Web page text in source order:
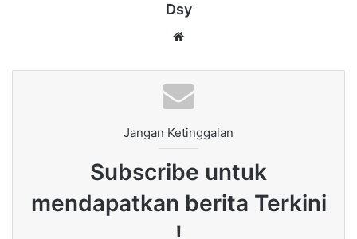
Dsy
Jangan Ketinggalan
Subscribe untuk
mendapatkan berita Terkini